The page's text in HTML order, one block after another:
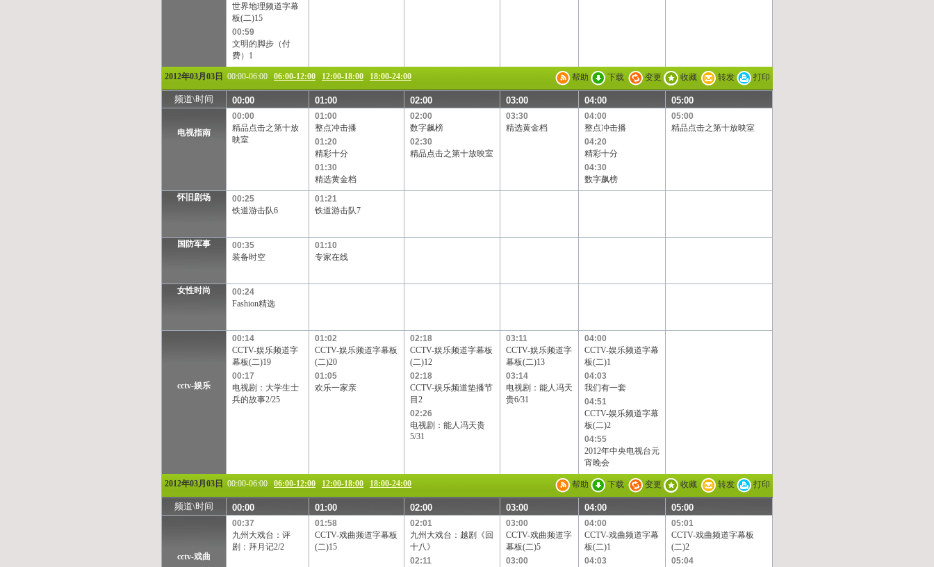
世界地理频道字幕
板(二)15
00:59
文明的脚步（付
费）1
帮助 下载 变更 收藏 转发 打印
2012年03月03日 00:00-06:00 06:00-12:00 12:00-18:00 18:00-24:00
频道\时间 00:00 01:00 02:00 03:00 04:00 05:00
电视指南
00:00
精品点击之第十放
映室
01:00
整点冲击播
01:20
精彩十分
01:30
精选黄金档
02:00
数字飙榜
02:30
精品点击之第十放映室
03:30
精选黄金档
04:00
整点冲击播
04:20
精彩十分
04:30
数字飙榜
05:00
精品点击之第十放映室
怀旧剧场
00:25
铁道游击队6
01:21
铁道游击队7
国防军事
00:35
装备时空
01:10
专家在线
女性时尚
00:24
Fashion精选
cctv-娱乐
00:14
CCTV-娱乐频道字
幕板(二)19
00:17
电视剧：大学生士
兵的故事2/25
01:02
CCTV-娱乐频道字幕板
(二)20
01:05
欢乐一家亲
02:18
CCTV-娱乐频道字幕板
(二)12
02:18
CCTV-娱乐频道垫播节
目2
02:26
电视剧：能人冯天贵
5/31
03:11
CCTV-娱乐频道字
幕板(二)13
03:14
电视剧：能人冯天
贵6/31
04:00
CCTV-娱乐频道字幕
板(二)1
04:03
我们有一套
04:51
CCTV-娱乐频道字幕
板(二)2
04:55
2012年中央电视台元
宵晚会
帮助 下载 变更 收藏 转发 打印
2012年03月03日 00:00-06:00 06:00-12:00 12:00-18:00 18:00-24:00
频道\时间 00:00 01:00 02:00 03:00 04:00 05:00
cctv-戏曲
00:37
九州大戏台：评
剧：拜月记2/2
01:58
CCTV-戏曲频道字幕板
(二)15
02:01
九州大戏台：越剧《回
十八》
02:11
03:00
CCTV-戏曲频道字
幕板(二)5
03:00
04:00
CCTV-戏曲频道字幕
板(二)1
04:03
05:01
CCTV-戏曲频道字幕板
(二)2
05:04